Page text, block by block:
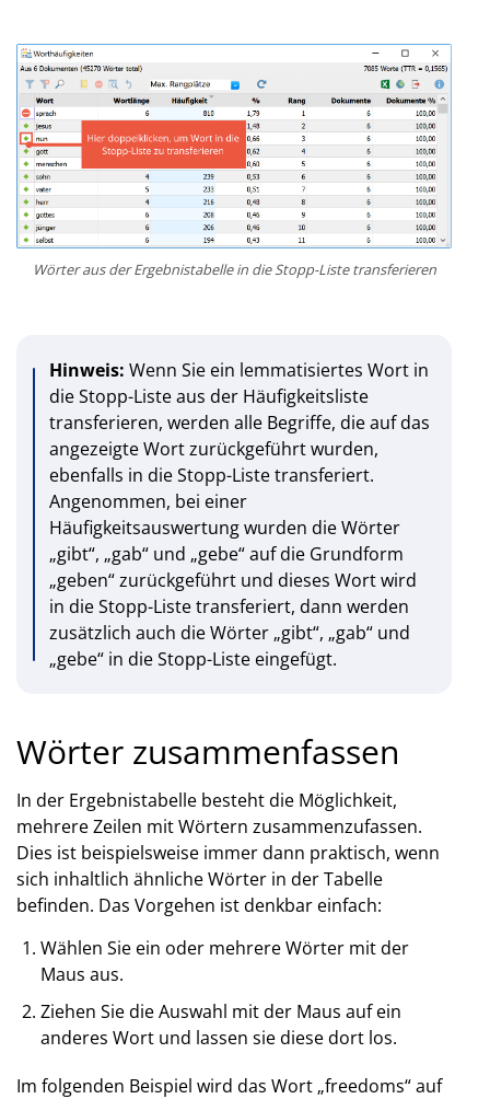
Wörter aus der Ergebnistabelle in die Stopp-Liste transferieren
Hinweis: Wenn Sie ein lemmatisiertes Wort in
die Stopp-Liste aus der Häufigkeitsliste
transferieren, werden alle Begriffe, die auf das
angezeigte Wort zurückgeführt wurden,
ebenfalls in die Stopp-Liste transferiert.
Angenommen, bei einer
Häufigkeitsauswertung wurden die Wörter
„gibt“, „gab“ und „gebe“ auf die Grundform
„geben“ zurückgeführt und dieses Wort wird
in die Stopp-Liste transferiert, dann werden
zusätzlich auch die Wörter „gibt“, „gab“ und
„gebe“ in die Stopp-Liste eingefügt.
Wörter zusammenfassen
In der Ergebnistabelle besteht die Möglichkeit,
mehrere Zeilen mit Wörtern zusammenzufassen.
Dies ist beispielsweise immer dann praktisch, wenn
sich inhaltlich ähnliche Wörter in der Tabelle
befinden. Das Vorgehen ist denkbar einfach:
Wählen Sie ein oder mehrere Wörter mit der
Maus aus.
Ziehen Sie die Auswahl mit der Maus auf ein
anderes Wort und lassen sie diese dort los.
Im folgenden Beispiel wird das Wort „freedoms“ auf